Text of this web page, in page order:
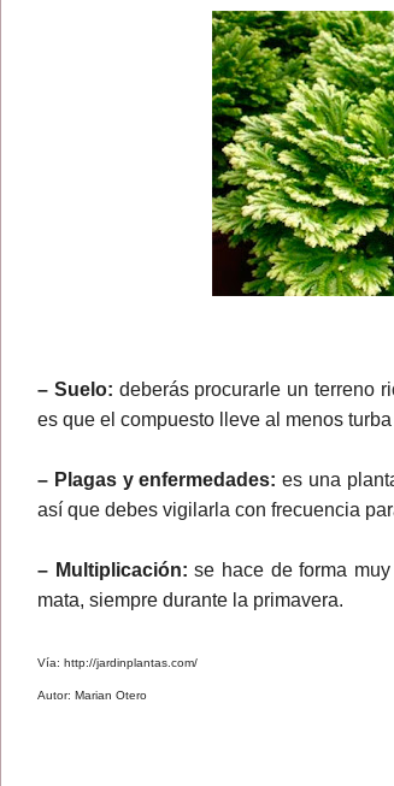
– Suelo: deberás procurarle un terreno
es que el compuesto lleve al menos
– Plagas y enfermedades: es una
así que debes vigilarla con frecuencia
– Multiplicación: se hace de forma
mata, siempre durante la primavera.
Vía: http://jardinplantas.com/
Autor: Marian Otero